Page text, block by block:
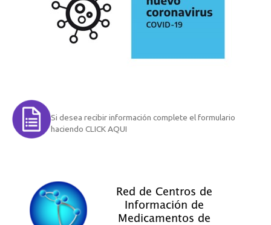
Si desea recibir información complete el formulario
haciendo CLICK AQUI